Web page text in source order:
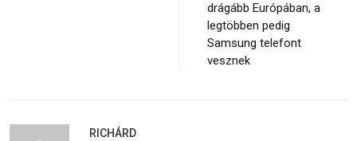
drágább Európában, a
legtöbben pedig
Samsung telefont
vesznek
RICHÁRD